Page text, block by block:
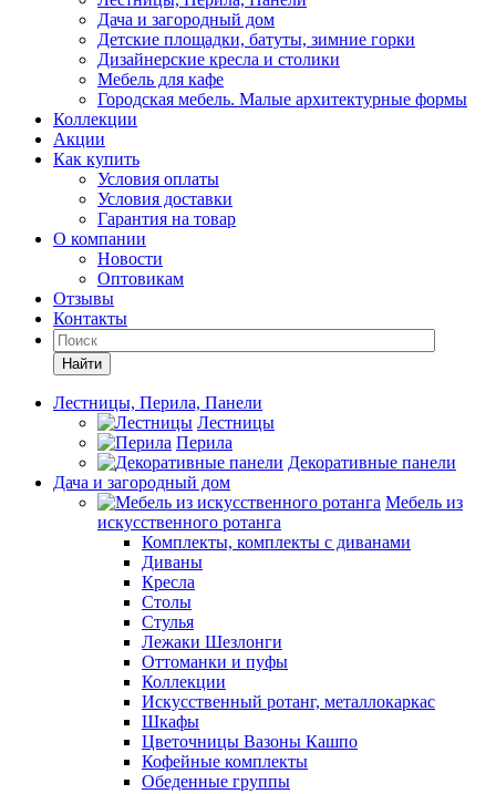
Дача и загородный дом
Детские площадки, батуты, зимние горки
Дизайнерские кресла и столики
Мебель для кафе
Городская мебель. Малые архитектурные формы
Коллекции
Акции
Как купить
Условия оплаты
Условия доставки
Гарантия на товар
О компании
Новости
Оптовикам
Отзывы
Контакты
Найти
Лестницы, Перила, Панели
Лестницы
Перила
Декоративные панели
Дача и загородный дом
Мебель из
искусственного ротанга
Комплекты, комплекты с диванами
Диваны
Кресла
Столы
Стулья
Лежаки Шезлонги
Оттоманки и пуфы
Коллекции
Искусственный ротанг, металлокаркас
Шкафы
Цветочницы Вазоны Кашпо
Кофейные комплекты
Обеденные группы